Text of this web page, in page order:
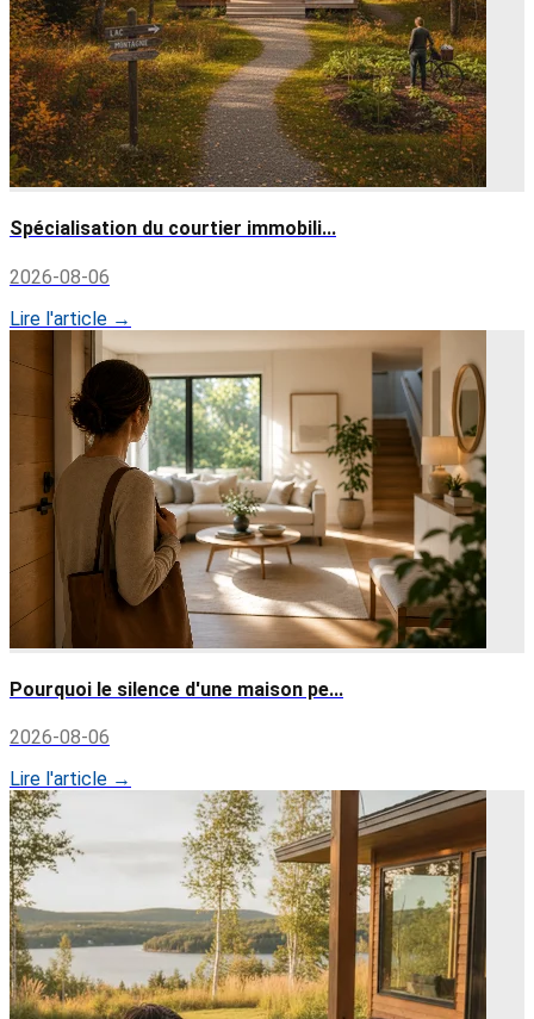
Spécialisation du courtier immobili...
2026-08-06
Lire l'article →
Pourquoi le silence d'une maison pe...
2026-08-06
Lire l'article →